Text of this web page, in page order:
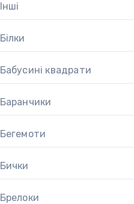
Інші
Білки
Бабусині квадрати
Баранчики
Бегемоти
Бички
Брелоки